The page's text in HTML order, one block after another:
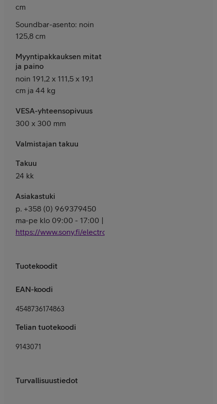
cm
Soundbar-asento: noin
125,8 cm
Myyntipakkauksen mitat
ja paino
noin 191,2 x 111,5 x 19,1
cm ja 44 kg
VESA-yhteensopivuus
300 x 300 mm
Valmistajan takuu
Takuu
24 kk
Asiakastuki
p. +358 (0) 969379450
ma-pe klo 09:00 - 17:00 |
https://www.sony.fi/electronics/support
Tuotekoodit
EAN-koodi
4548736174863
Telian tuotekoodi
9143071
Turvallisuustiedot